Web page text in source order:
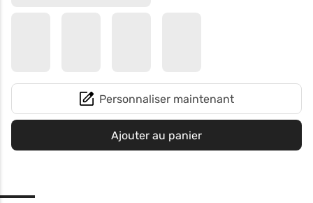
Personnaliser maintenant
Ajouter au panier